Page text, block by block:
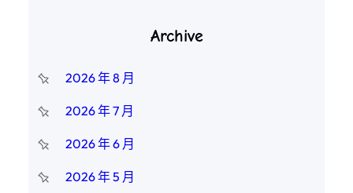
Archive
2026 年 8 月
2026 年 7 月
2026 年 6 月
2026 年 5 月